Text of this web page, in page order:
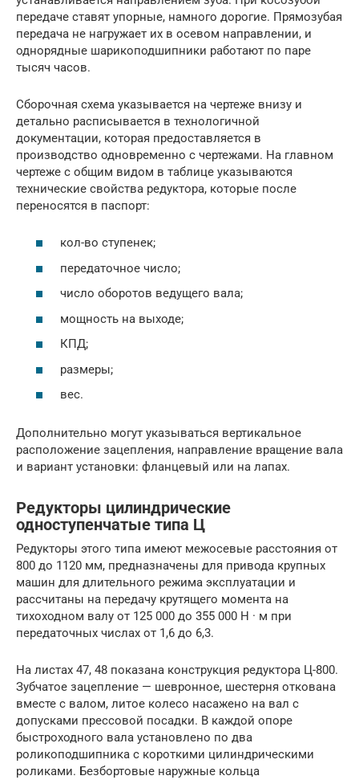
передаче ставят упорные, намного дорогие. Прямозубая
передача не нагружает их в осевом направлении, и
однорядные шарикоподшипники работают по паре
тысяч часов.
Сборочная схема указывается на чертеже внизу и
детально расписывается в технологичной
документации, которая предоставляется в
производство одновременно с чертежами. На главном
чертеже с общим видом в таблице указываются
технические свойства редуктора, которые после
переносятся в паспорт:
кол-во ступенек;
передаточное число;
число оборотов ведущего вала;
мощность на выходе;
КПД;
размеры;
вес.
Дополнительно могут указываться вертикальное
расположение зацепления, направление вращение вала
и вариант установки: фланцевый или на лапах.
Редукторы цилиндрические
одноступенчатые типа Ц
Редукторы этого типа имеют межосевые расстояния от
800 до 1120 мм, предназначены для привода крупных
машин для длительного режима эксплуатации и
рассчитаны на передачу крутящего момента на
тихоходном валу от 125 000 до 355 000 Н · м при
передаточных числах от 1,6 до 6,3.
На листах 47, 48 показана конструкция редуктора Ц-800.
Зубчатое зацепление — шевронное, шестерня откована
вместе с валом, литое колесо насажено на вал с
допусками прессовой посадки. В каждой опоре
быстроходного вала установлено по два
роликоподшипника с короткими цилиндрическими
роликами. Безбортовые наружные кольца